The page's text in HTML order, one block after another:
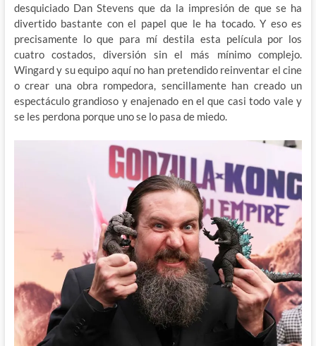
desquiciado Dan Stevens que da la impresión de que se ha
divertido bastante con el papel que le ha tocado. Y eso es
precisamente lo que para mí destila esta película por los
cuatro costados, diversión sin el más mínimo complejo.
Wingard y su equipo aquí no han pretendido reinventar el cine
o crear una obra rompedora, sencillamente han creado un
espectáculo grandioso y enajenado en el que casi todo vale y
se les perdona porque uno se lo pasa de miedo.